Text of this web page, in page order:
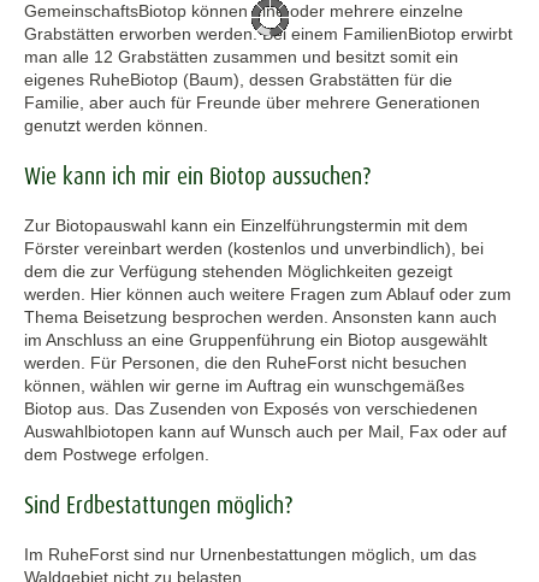
GemeinschaftsBiotop können eine oder mehrere einzelne
Grabstätten erworben werden. Bei einem FamilienBiotop erwirbt
man alle 12 Grabstätten zusammen und besitzt somit ein
eigenes RuheBiotop (Baum), dessen Grabstätten für die
Familie, aber auch für Freunde über mehrere Generationen
genutzt werden können.
Wie kann ich mir ein Biotop aussuchen?
Zur Biotopauswahl kann ein Einzelführungstermin mit dem
Förster vereinbart werden (kostenlos und unverbindlich), bei
dem die zur Verfügung stehenden Möglichkeiten gezeigt
werden. Hier können auch weitere Fragen zum Ablauf oder zum
Thema Beisetzung besprochen werden. Ansonsten kann auch
im Anschluss an eine Gruppenführung ein Biotop ausgewählt
werden. Für Personen, die den RuheForst nicht besuchen
können, wählen wir gerne im Auftrag ein wunschgemäßes
Biotop aus. Das Zusenden von Exposés von verschiedenen
Auswahlbiotopen kann auf Wunsch auch per Mail, Fax oder auf
dem Postwege erfolgen.
Sind Erdbestattungen möglich?
Im RuheForst sind nur Urnenbestattungen möglich, um das
Waldgebiet nicht zu belasten.